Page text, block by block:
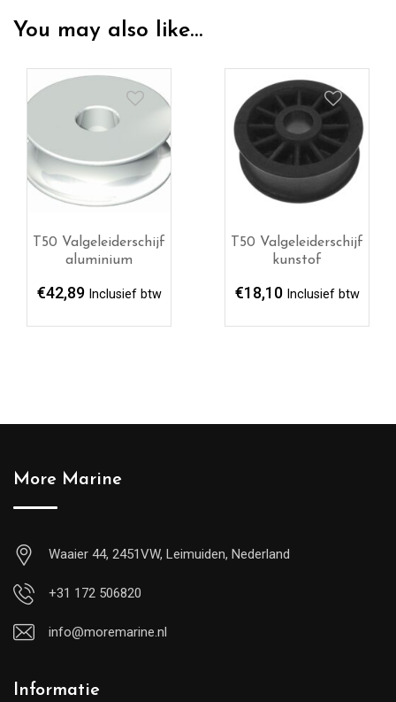
You may also like…
T50 Valgeleiderschijf
aluminium
€42,89 Inclusief btw
T50 Valgeleiderschijf
kunstof
€18,10 Inclusief btw
More Marine
Waaier 44, 2451VW, Leimuiden, Nederland
+31 172 506820
info@moremarine.nl
Informatie